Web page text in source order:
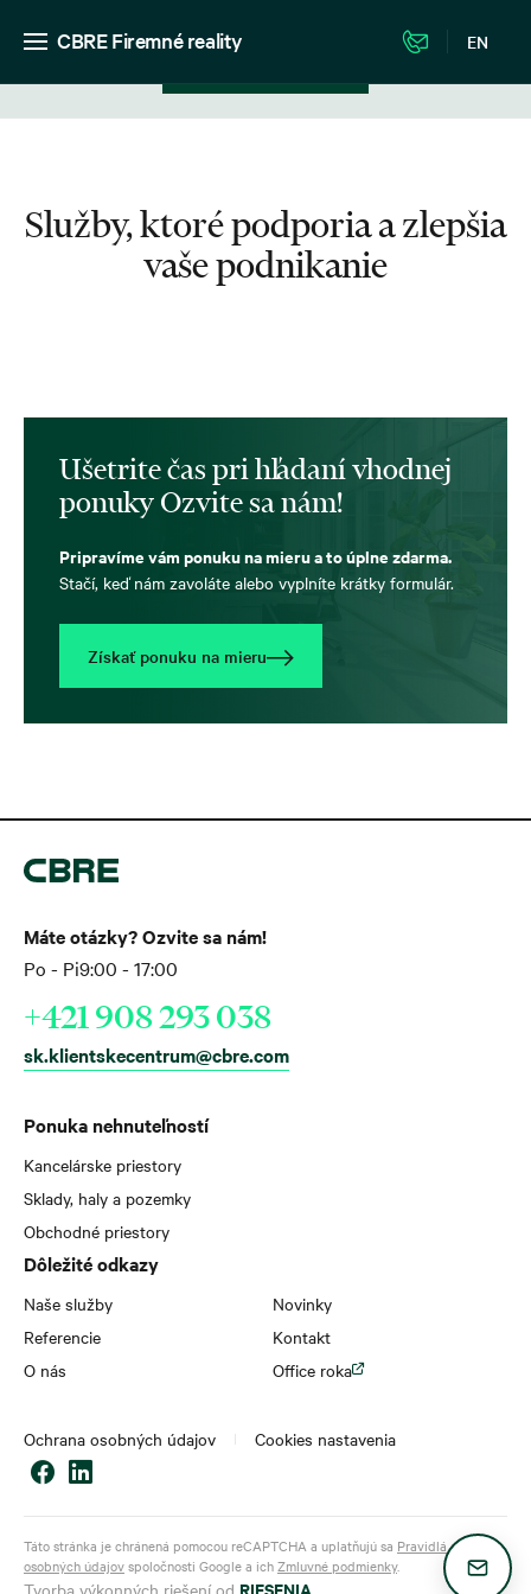
CBRE Firemné reality EN
Služby, ktoré podporia a zlepšia
vaše podnikanie
Ušetrite čas pri hľadaní vhodnej
ponuky Ozvite sa nám!
Pripravíme vám ponuku na mieru a to úplne zdarma.
Stačí, keď nám zavoláte alebo vyplníte krátky formulár.
Získať ponuku na mieru
Ponuka nehnuteľností
Kancelárske priestory
Sklady, haly a pozemky
Obchodné priestory
Dôležité odkazy
Naše služby
Referencie
O nás
Novinky
Kontakt
Office roka
Máte otázky? Ozvite sa nám!
Po - Pi9:00 - 17:00
+421 908 293 038
sk.klientskecentrum@cbre.com
Ochrana osobných údajov Cookies nastavenia
Táto stránka je chránená pomocou reCAPTCHA a uplatňujú sa Pravidlá ochrany
osobných údajovspoločnosti Google a ichZmluvné podmienky.
Tvorba výkonných riešení od RIESENIA